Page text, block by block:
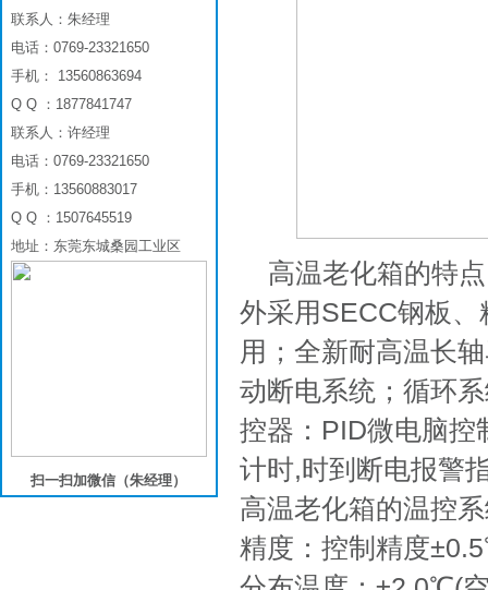
高温老化箱的特
外采用SECC钢板
用；全新耐高温长
动断电系统；循环
控器：PID微电脑控
计时,时到断电报警
高温老化箱的温控
精度：控制精度
联系人：朱经理
电话：0769-23321650
手机： 13560863694
Q Q ：1877841747
联系人：许经理
电话：0769-23321650
手机：13560883017
Q Q ：1507645519
地址：东莞东城桑园工业区
扫一扫加微信（朱经理）